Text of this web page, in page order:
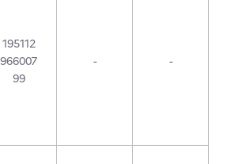
195112
966007
99
- -